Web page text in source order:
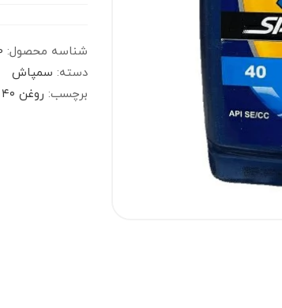
شناسه محصول:
دسته: سمپاش
برچسب: روغن ۴۰ اسپیدی